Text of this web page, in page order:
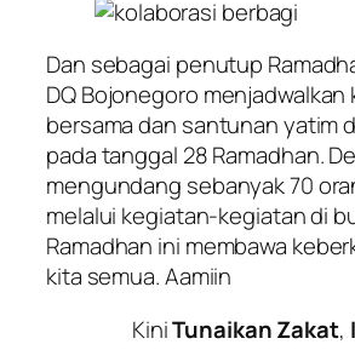
Dan sebagai penutup
DQ Bojonegoro
bersama dan santunan yatim
pada tanggal 28 Ramadhan.
mengundang sebanyak 70
melalui kegiatan-kegiatan di
Ramadhan ini membawa
kita semua. Aamiin
KiniTunaikan Zakat,